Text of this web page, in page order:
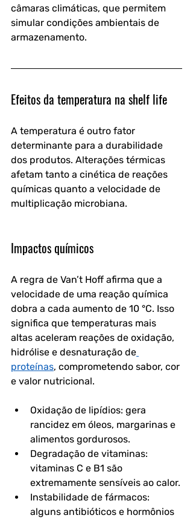
câmaras climáticas, que permitem
simular condições ambientais de
armazenamento.
Efeitos da temperatura na shelf life
A temperatura é outro fator
determinante para a durabilidade
dos produtos. Alterações térmicas
afetam tanto a cinética de reações
químicas quanto a velocidade de
multiplicação microbiana.
Impactos químicos
A regra de Van’t Hoff afirma que a
velocidade de uma reação química
dobra a cada aumento de 10 °C. Isso
significa que temperaturas mais
altas aceleram reações de oxidação,
hidrólise e desnaturação de
proteínas, comprometendo sabor, cor
e valor nutricional.
Oxidação de lipídios: gera
rancidez em óleos, margarinas e
alimentos gordurosos.
Degradação de vitaminas:
vitaminas C e B1 são
extremamente sensíveis ao calor.
Instabilidade de fármacos:
alguns antibióticos e hormônios